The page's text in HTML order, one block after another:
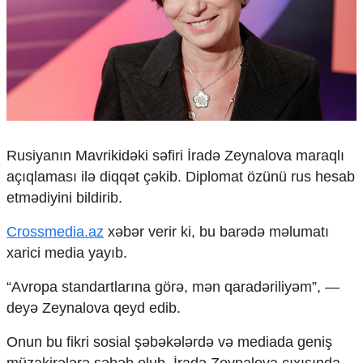
Çarpaz baxış
Təhlil
Siyasi
Geosiyasi
Multimedia
Foto
Video
İnfoqrafika
Podcast
Elm və təhsil
Mədəniyyət
Diaspor
Yüksəliş hekayəsi
Rusiyanın Mavrikidəki səfiri İradə Zeynalova maraqlı
açıqlaması ilə diqqət çəkib. Diplomat özünü rus hesab
etmədiyini bildirib.
Crossmedia.az xəbər verir ki, bu barədə məlumatı
xarici media yayıb.
“Avropa standartlarına görə, mən qaradəriliyəm”, —
deyə Zeynalova qeyd edib.
Onun bu fikri sosial şəbəkələrdə və mediada geniş